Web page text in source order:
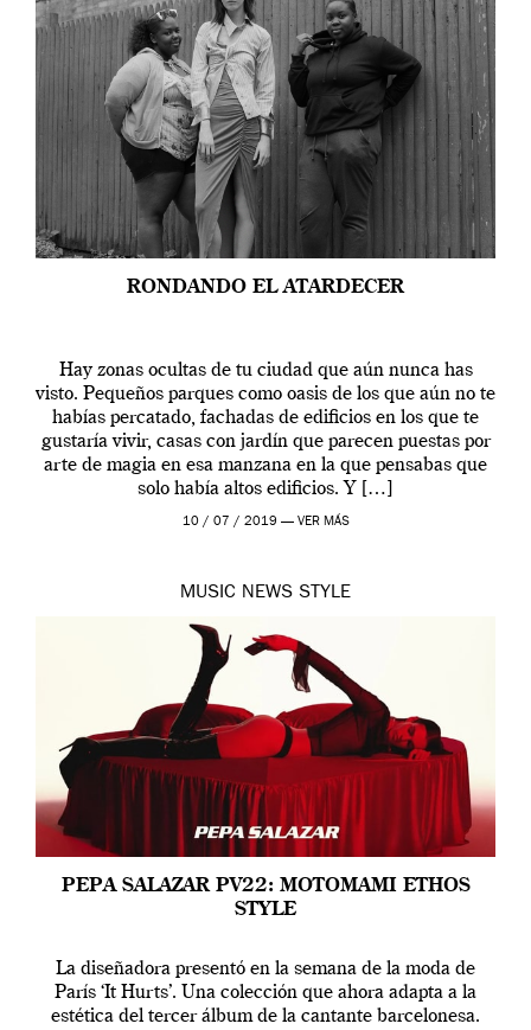
RONDANDO EL ATARDECER
Hay zonas ocultas de tu ciudad que aún nunca has
visto. Pequeños parques como oasis de los que aún no te
habías percatado, fachadas de edificios en los que te
gustaría vivir, casas con jardín que parecen puestas por
arte de magia en esa manzana en la que pensabas que
solo había altos edificios. Y […]
10 / 07 / 2019 — VER MÁS
MUSIC NEWS STYLE
PEPA SALAZAR PV22: MOTOMAMI ETHOS
STYLE
La diseñadora presentó en la semana de la moda de
París ‘It Hurts’. Una colección que ahora adapta a la
estética del tercer álbum de la cantante barcelonesa.